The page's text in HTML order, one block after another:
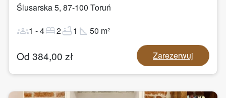
Ślusarska 5, 87-100 Toruń
groups1 -4bed2bathtub1 square_foot 50 m²
Od 384,00 zł Zarezerwuj